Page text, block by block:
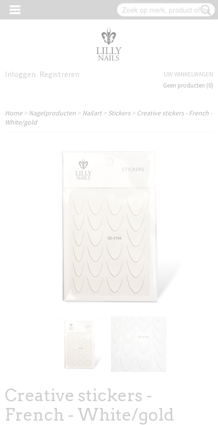
Inloggen Registreren
UW WINKELWAGEN
Geen producten (0)
Home>Nagelproducten >Nailart>Stickers> Creative stickers - French -
White/gold
Creative stickers -
French - White/gold